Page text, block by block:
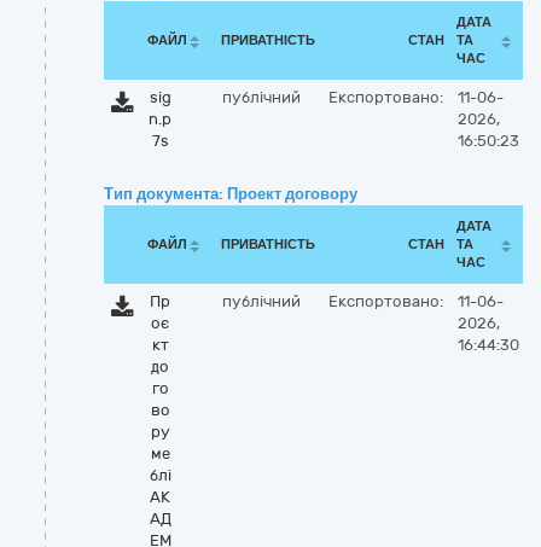
ФАЙЛ ПРИВАТНІСТЬ СТАН
ДАТА
ТА
ЧАС
sig
n.p
7s
публічний Експортовано:
11-06-
2026,
16:50:23
Тип документа: Проект договору
ФАЙЛ ПРИВАТНІСТЬ СТАН
ДАТА
ТА
ЧАС
Пр
оє
кт
до
го
во
ру
ме
блі
АК
АД
ЕМ
публічний Експортовано:
11-06-
2026,
16:44:30